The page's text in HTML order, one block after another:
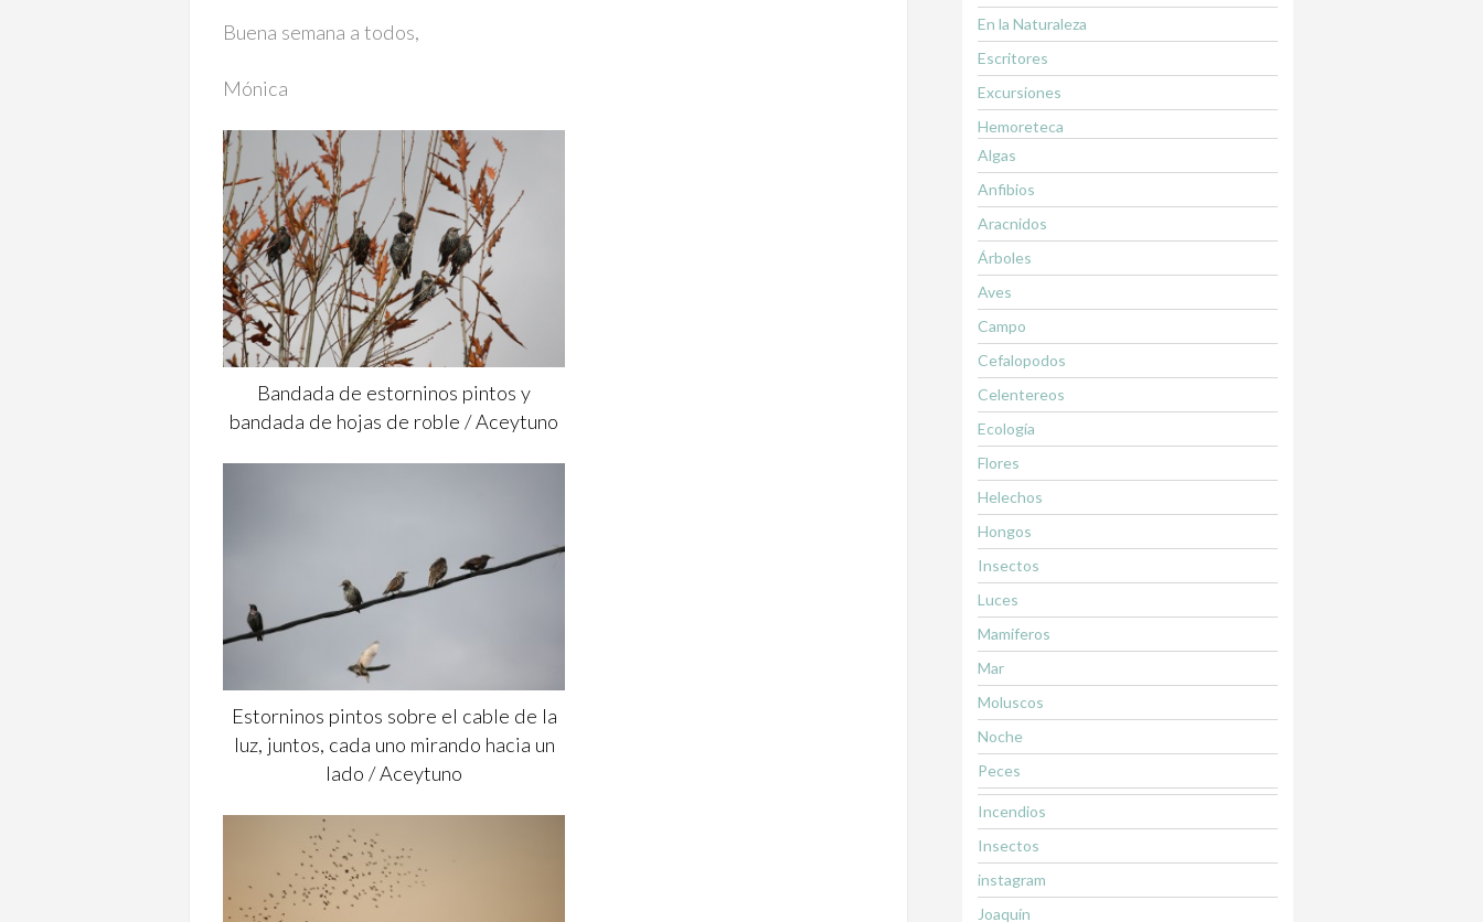
Buena semana a todos,
Mónica
Bandada de estorninos pintos y
bandada de hojas de roble / Aceytuno
Estorninos pintos sobre el cable de la
luz, juntos, cada uno mirando hacia un
lado / Aceytuno
En la Naturaleza
Escritores
Excursiones
Hemoreteca
Algas
Anfibios
Aracnidos
Árboles
Aves
Campo
Cefalopodos
Celentereos
Ecología
Flores
Helechos
Hongos
Insectos
Luces
Mamiferos
Mar
Moluscos
Noche
Peces
Incendios
Insectos
instagram
Joaquín